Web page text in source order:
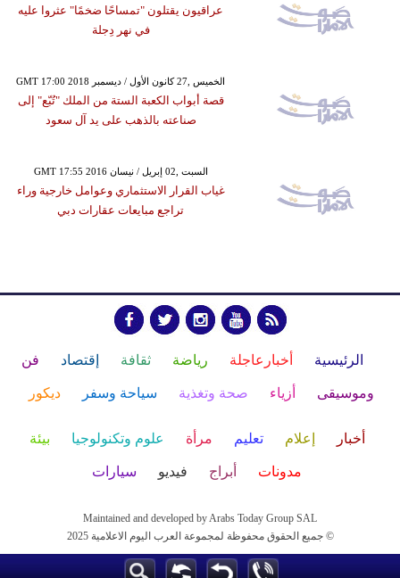
عراقيون يقتلون "تمساحًا ضخمًا" عثروا عليه
في نهر دِجلة
GMT 17:00 2018 الخميس ,27 كانون الأول / ديسمبر
قصة أبواب الكعبة الستة من الملك "تُبّع" إلى
صناعته بالذهب على يد آل سعود
GMT 17:55 2016 السبت ,02 إبريل / نيسان
غياب القرار الاستثماري وعوامل خارجية وراء
تراجع مبايعات عقارات دبي
الرئيسية أخبارعاجلة رياضة ثقافة إقتصاد فن
وموسيقى أزياء صحة وتغذية سياحة وسفر ديكور
أخبار إعلام تعليم مرأة علوم وتكنولوجيا بيئة
مدونات أبراج فيديو سيارات
Maintained and developed by Arabs Today Group SAL
جميع الحقوق محفوظة لمجموعة العرب اليوم الاعلامية 2025 ©